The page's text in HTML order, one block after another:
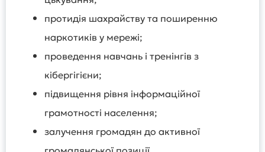
протидія шахрайству та поширенню
наркотиків у мережі;
проведення навчань і тренінгів з
кібергігієни;
підвищення рівня інформаційної
грамотності населення;
залучення громадян до активної